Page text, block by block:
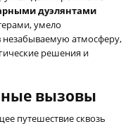
дуэлянтами
умело
атмосферу,
решения и
вызовы
путешествие сквозь